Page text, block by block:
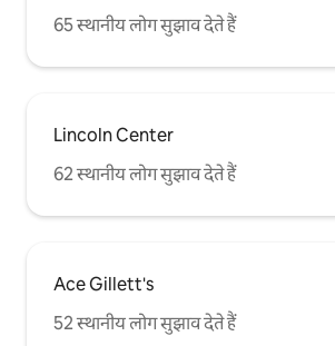
65 स्थानीय लोग सुझाव देते हैं
Lincoln Center
62 स्थानीय लोग सुझाव देते हैं
Ace Gillett's
52 स्थानीय लोग सुझाव देते हैं